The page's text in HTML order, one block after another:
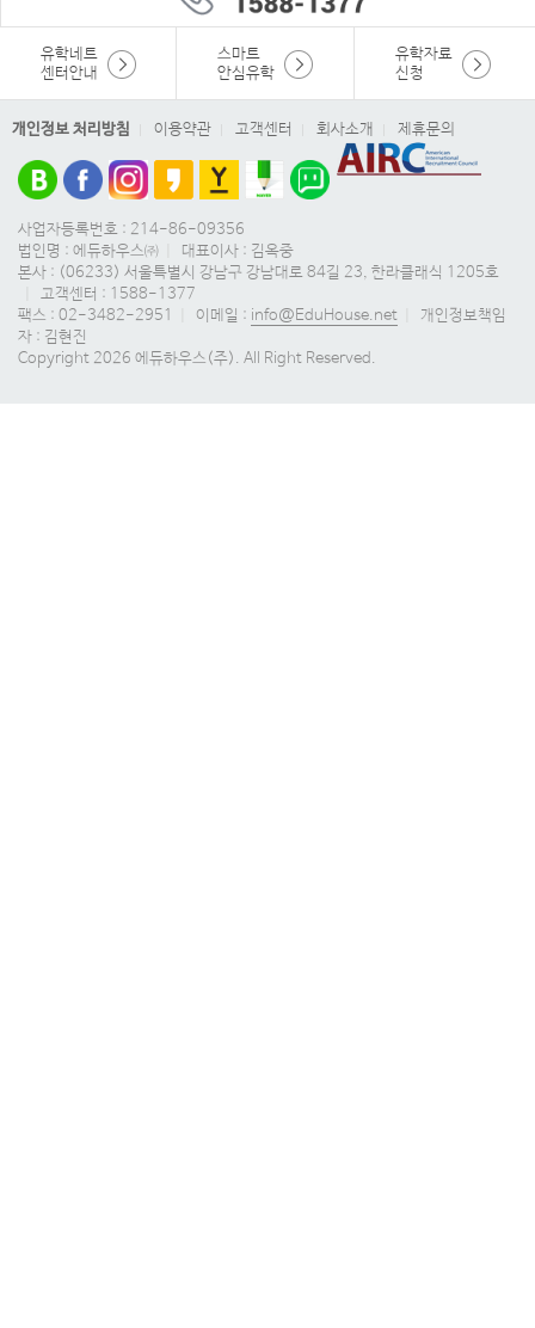
유학네트
센터안내
스마트
안심유학
유학자료
신청
개인정보 처리방침 이용약관 고객센터 회사소개 제휴문의
사업자등록번호 : 214-86-09356
법인명 : 에듀하우스㈜
대표이사 : 김옥중
본사 : (06233) 서울특별시 강남구 강남대로 84길 23, 한라클래식 1205호
고객센터 : 1588-1377
팩스 : 02-3482-2951
이메일 : info@EduHouse.net
개인정보책임
자 : 김현진
Copyright 2026 에듀하우스(주). All Right Reserved.